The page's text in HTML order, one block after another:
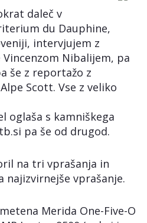
daleč v
du Dauphine,
intervjujem z
Nibalijem, pa
še z reportažo z
Scott. Vse z veliko
oglaša s kamniškega
pa še od drugod.
na tri vprašanja in
najizvirnejše vprašanje.
Merida One-Five-O